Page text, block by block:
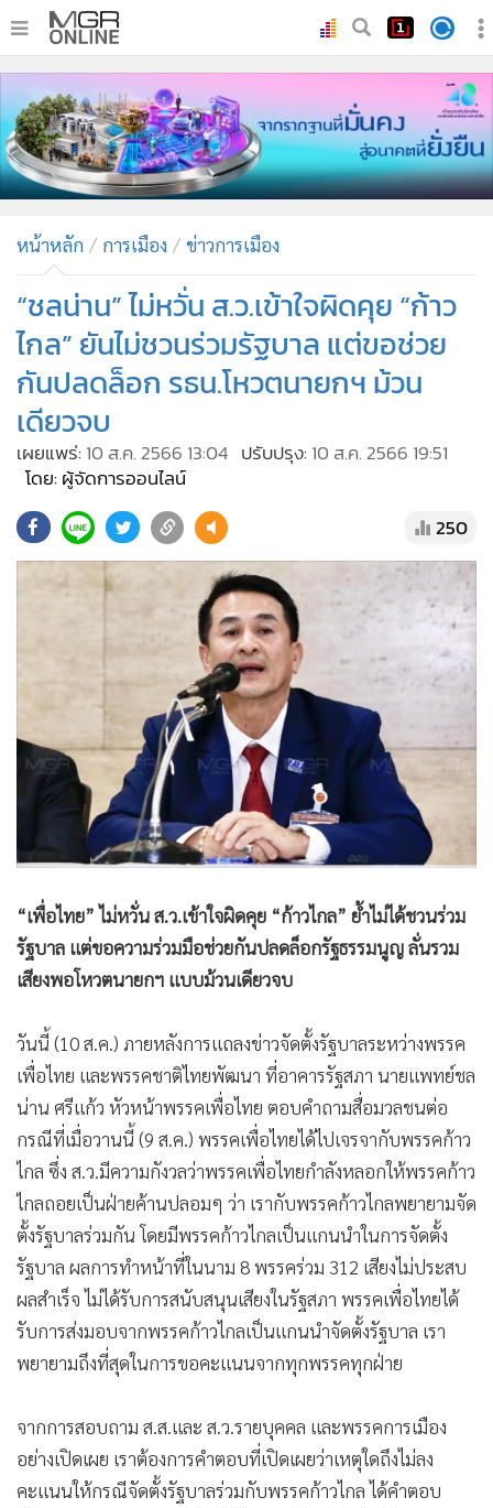
• ทันเหตุการณ์
• ภาคใต้
• ภูมิภาค
• บันเทิง
ผู้จัดการรายวัน
คอลัมนิสต์
• ละคร
• CbizReview
• Cyber BIZ
• ผู้จัดกวน
Good health & Well-being
• Green Innovation & SD
• Management & HR
MGR Live
ท่องเที่ยว
•
ต่างประเทศ
•
Special Scoop
เศรษฐกิจ-ธุรกิจ
• จีน
• ชุมชน-คุณภาพชีวิต
• อาชญากรรม
• Motoring
• วิทยาศาสตร์
• SMEs
• หุ้น
• อินโดจีน
• กองทุนรวม
• Celeb Online
• Factcheck
• ญี่ปุ่น
• News1
Gotomanager
หน้าหลัก การเมือง ข่าวการเมือง
“ชลน่าน” ไม่หวั่น ส.ว.เข้าใจผิดคุย “ก้าว
ไกล” ยันไม่ชวนร่วมรัฐบาล แต่ขอช่วย
กันปลดล็อก รธน.โหวตนายกฯ ม้วน
เดียวจบ
เผยแพร่: 10 ส.ค. 2566 13:04 ปรับปรุง: 10 ส.ค. 2566 19:51
โดย: ผู้จัดการออนไลน์
250
“เพื่อไทย” ไม่หวั่น ส.ว.เข้าใจผิดคุย “ก้าวไกล” ย้ำไม่ได้ชวนร่วม
รัฐบาล แต่ขอความร่วมมือช่วยกันปลดล็อกรัฐธรรมนูญ ลั่นรวม
เสียงพอโหวตนายกฯ แบบม้วนเดียวจบ
วันนี้ (10 ส.ค.) ภายหลังการแถลงข่าวจัดตั้งรัฐบาลระหว่างพรรค
เพื่อไทย และพรรคชาติไทยพัฒนา ที่อาคารรัฐสภา นายแพทย์ชล
น่าน ศรีแก้ว หัวหน้าพรรคเพื่อไทย ตอบคำถามสื่อมวลชนต่อ
กรณีที่เมื่อวานนี้ (9 ส.ค.) พรรคเพื่อไทยได้ไปเจรจากับพรรคก้าว
ไกล ซึ่ง ส.ว.มีความกังวลว่าพรรคเพื่อไทยกำลังหลอกให้พรรคก้าว
ไกลถอยเป็นฝ่ายค้านปลอมๆ ว่า เรากับพรรคก้าวไกลพยายามจัด
ตั้งรัฐบาลร่วมกัน โดยมีพรรคก้าวไกลเป็นแกนนำในการจัดตั้ง
รัฐบาล ผลการทำหน้าที่ในนาม 8 พรรคร่วม 312 เสียงไม่ประสบ
ผลสำเร็จ ไม่ได้รับการสนับสนุนเสียงในรัฐสภา พรรคเพื่อไทยได้
รับการส่งมอบจากพรรคก้าวไกลเป็นแกนนำจัดตั้งรัฐบาล เรา
พยายามถึงที่สุดในการขอคะแนนจากทุกพรรคทุกฝ่าย
จากการสอบถาม ส.ส.และ ส.ว.รายบุคคล และพรรคการเมือง
อย่างเปิดเผย เราต้องการคำตอบที่เปิดเผยว่าเหตุใดถึงไม่ลง
คะแนนให้กรณีจัดตั้งรัฐบาลร่วมกับพรรคก้าวไกล ได้คำตอบ